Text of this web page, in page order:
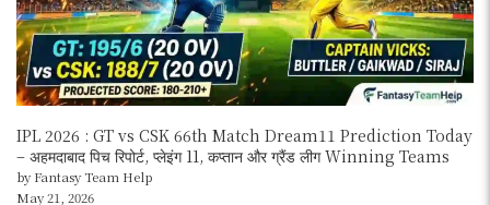
IPL 2026 : GT vs CSK 66th Match Dream11 Prediction Today
– अहमदाबाद पिच रिपोर्ट, प्लेइंग 11, कप्तान और ग्रैंड लीग Winning Teams
by Fantasy Team Help
May 21, 2026